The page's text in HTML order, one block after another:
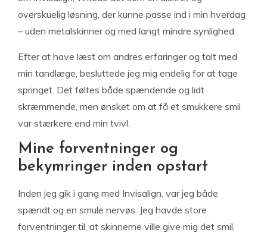
overskuelig løsning, der kunne passe ind i min hverdag
– uden metalskinner og med langt mindre synlighed.
Efter at have læst om andres erfaringer og talt med
min tandlæge, besluttede jeg mig endelig for at tage
springet. Det føltes både spændende og lidt
skræmmende, men ønsket om at få et smukkere smil
var stærkere end min tvivl.
Mine forventninger og
bekymringer inden opstart
Inden jeg gik i gang med Invisalign, var jeg både
spændt og en smule nervøs. Jeg havde store
forventninger til, at skinnerne ville give mig det smil,